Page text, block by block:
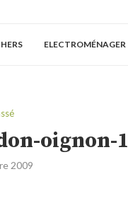
ELECTROMÉNAGER
oignon-1
2009